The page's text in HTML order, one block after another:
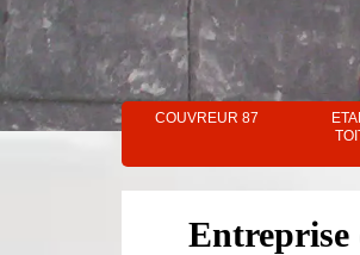
COUVREUR 87
Entreprise